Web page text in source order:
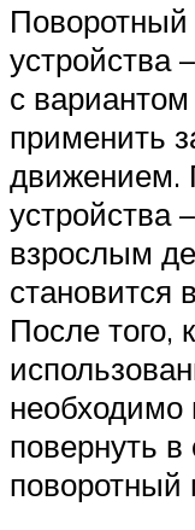
устройства
с
применить
движением.
устройства
взрослым
становится
После того,
необходимо
повернуть
поворотный